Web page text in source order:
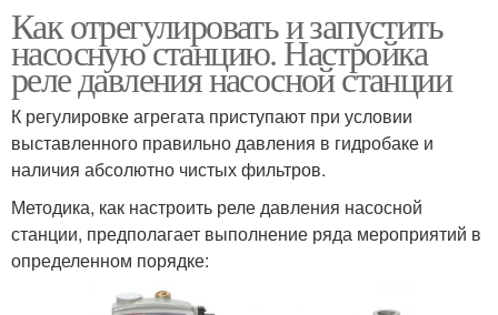
Как отрегулировать и запустить
насосную станцию. Настройка
реле давления насосной станции
К регулировке агрегата приступают при условии
выставленного правильно давления в гидробаке и
наличия абсолютно чистых фильтров.
Методика, как настроить реле давления насосной
станции, предполагает выполнение ряда мероприятий в
определенном порядке: